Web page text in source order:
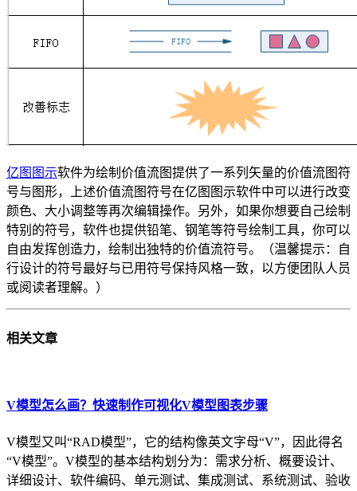
亿图图示软件为绘制价值流图提供了一系列矢量的价值流图符
号与图形，上述价值流图符号在亿图图示软件中可以进行改变
颜色、大小调整等再次编辑操作。另外，如果你想要自己绘制
特别的符号，软件也提供铅笔、钢笔等符号绘制工具，你可以
自由发挥创造力，绘制出独特的价值流符号。（温馨提示：自
行设计的符号最好与已用符号保持风格一致，以方便团队人员
或阅读者理解。）
相关文章
V模型怎么画？快速制作可视化V模型图表步骤
V模型又叫“RAD模型”，它的结构像英文字母“V”，因此得名
“V模型”。V模型的基本结构划分为：需求分析、概要设计、
详细设计、软件编码、单元测试、集成测试、系统测试、验收